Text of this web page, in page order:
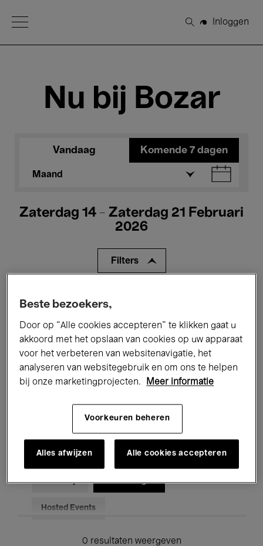
Open Menu
Zoeken
Inloggen
Nu bij Bozar
Vandaag Komende 7 dagen
Maand
Zaterdag 14 - Zaterdag 21 Februari
2026
Filters
Alle evenementen
Tentoonstellingen Films
Performances Lezingen & Debatten
Jazz Klassieke Muziek Global Music
Elektronische Muziek
Voor iedereen Kids’ Palace
Onderwijs Rondleidingen
Hosted Events
0 resultaten weergeven
Beste bezoekers,
Door op “Alle cookies accepteren” te klikken gaat u
akkoord met het opslaan van cookies op uw apparaat
voor het verbeteren van websitenavigatie, het
analyseren van websitegebruik en om ons te helpen
bij onze marketingprojecten.
Meer informatie
Voorkeuren beheren
Alles afwijzen Alle cookies accepteren